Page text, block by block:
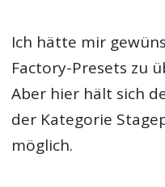
Ich hätte mir
Factory-Presets zu
Aber hier hält sich
der Kategorie
möglich.